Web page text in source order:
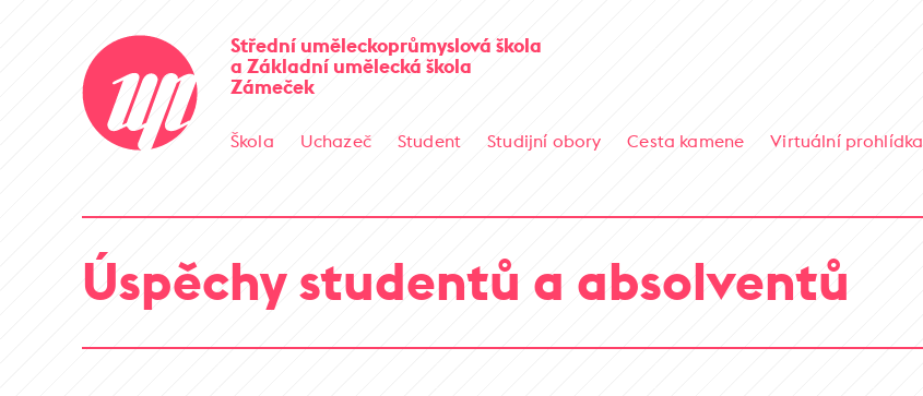
Střední uměleckoprůmyslová škola
a Základní umělecká škola
Zámeček
Škola Uchazeč Student Studijní obory Cesta kamene Virtuální prohlídka
Úspěchy studentů a absolventů